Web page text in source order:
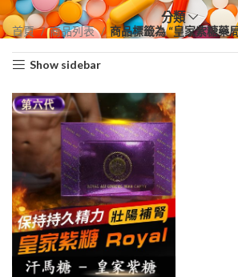
分類
首頁 商品列表 商品標籤為 “皇家紫糖藥
Show sidebar